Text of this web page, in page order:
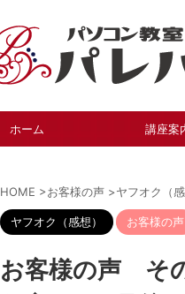
ホーム 講座案
HOME >お客様の声 >ヤフオク（感
ヤフオク（感想） お客様の声
お客様の声 そ